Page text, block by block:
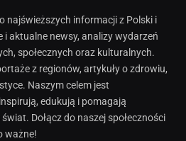
najświeższych informacji z Polski i
i aktualne newsy, analizy wydarzeń
społecznych oraz kulturalnych.
z regionów, artykuły o zdrowiu,
Naszym celem jest
edukują i pomagają
Dołącz do naszej społeczności
ważne!